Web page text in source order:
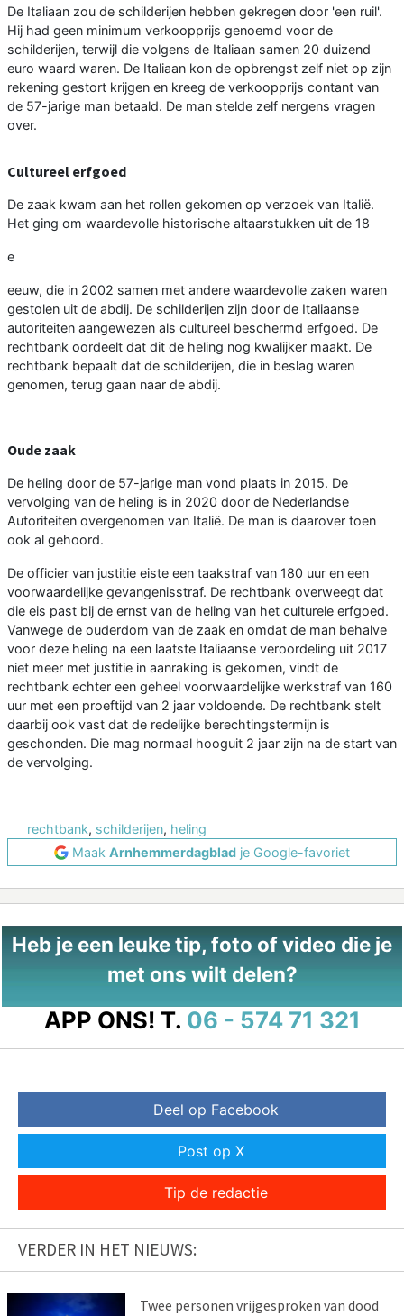
De Italiaan zou de schilderijen hebben gekregen door 'een ruil'.
Hij had geen minimum verkoopprijs genoemd voor de
schilderijen, terwijl die volgens de Italiaan samen 20 duizend
euro waard waren. De Italiaan kon de opbrengst zelf niet op zijn
rekening gestort krijgen en kreeg de verkoopprijs contant van
de 57-jarige man betaald. De man stelde zelf nergens vragen
over.
Cultureel erfgoed
De zaak kwam aan het rollen gekomen op verzoek van Italië.
Het ging om waardevolle historische altaarstukken uit de 18
e
eeuw, die in 2002 samen met andere waardevolle zaken waren
gestolen uit de abdij. De schilderijen zijn door de Italiaanse
autoriteiten aangewezen als cultureel beschermd erfgoed. De
rechtbank oordeelt dat dit de heling nog kwalijker maakt. De
rechtbank bepaalt dat de schilderijen, die in beslag waren
genomen, terug gaan naar de abdij.
Oude zaak
De heling door de 57-jarige man vond plaats in 2015. De
vervolging van de heling is in 2020 door de Nederlandse
Autoriteiten overgenomen van Italië. De man is daarover toen
ook al gehoord.
De officier van justitie eiste een taakstraf van 180 uur en een
voorwaardelijke gevangenisstraf. De rechtbank overweegt dat
die eis past bij de ernst van de heling van het culturele erfgoed.
Vanwege de ouderdom van de zaak en omdat de man behalve
voor deze heling na een laatste Italiaanse veroordeling uit 2017
niet meer met justitie in aanraking is gekomen, vindt de
rechtbank echter een geheel voorwaardelijke werkstraf van 160
uur met een proeftijd van 2 jaar voldoende. De rechtbank stelt
daarbij ook vast dat de redelijke berechtingstermijn is
geschonden. Die mag normaal hooguit 2 jaar zijn na de start van
de vervolging.
rechtbank, schilderijen, heling
Maak Arnhemmerdagblad je Google-favoriet
Heb je een leuke tip, foto of video die je
met ons wilt delen?
APP ONS! T. 06 - 574 71 321
Deel op Facebook
Post op X
Tip de redactie
VERDER IN HET NIEUWS:
Twee personen vrijgesproken van dood